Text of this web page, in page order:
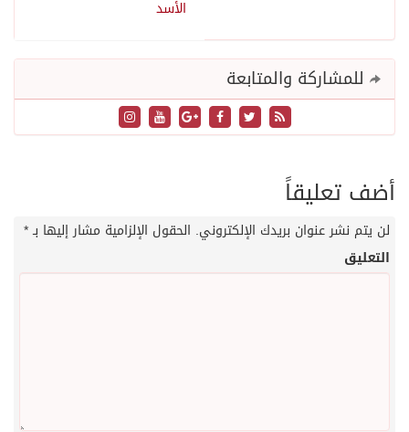
الأسد
للمشاركة والمتابعة
أضف تعليقاً
لن يتم نشر عنوان بريدك الإلكتروني. الحقول الإلزامية مشار إليها بـ*
التعليق